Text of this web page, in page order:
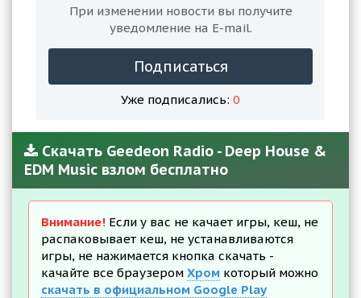
При изменении новости вы получите
уведомление на E-mail.
Подписаться
Уже подписались: 0
Скачать Geedeon Radio - Deep House &
EDM Music взлом бесплатно
Внимание! Если у вас не качает игры, кеш, не
распаковывает кеш, не устанавливаются
игры, не нажимается кнопка скачать -
качайте все браузером Хром который можно
скачать в официальном Google Play